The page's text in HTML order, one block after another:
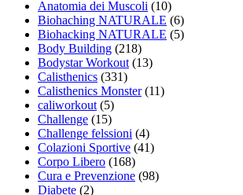
Anatomia dei Muscoli (10)
Biohaching NATURALE (6)
Biohacking NATURALE (5)
Body Building (218)
Bodystar Workout (13)
Calisthenics (331)
Calisthenics Monster(11)
caliworkout (5)
Challenge (15)
Challenge felssioni (4)
Colazioni Sportive (41)
Corpo Libero (168)
Cura e Prevenzione (98)
Diabete (2)